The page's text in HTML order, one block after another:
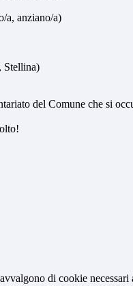
a, anziano/a)
Stellina)
del Comune che si
di cookie